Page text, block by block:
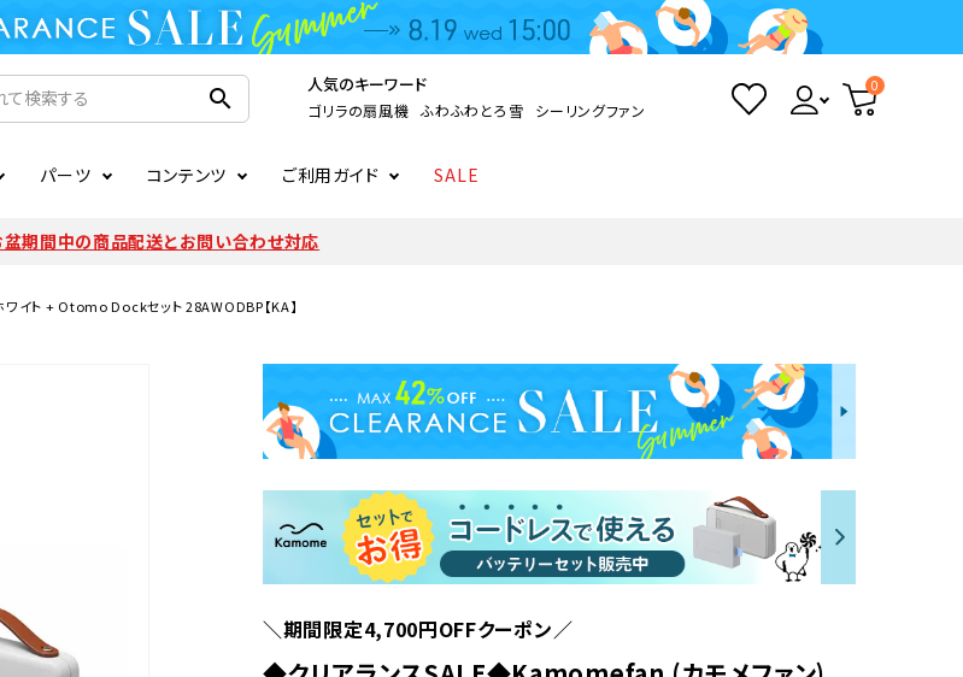
search 人気のキーワード
ゴリラの扇風機 ふわふわとろ雪 シーリングファン
0
掃除機
デスクライト
AV機器
テレビ ディスプレイ
オーディオ その他
CIRCULIGHT
LuminousLED
まるでカメレオンシリーズ sokomo
パーツ
照明関連
コンテンツ ご利用ガイド
注文確認メールの未着について
いて 会員登録について
日本国外への転送サービスについて 商品価格等の表示について
SALE
盆期間中の商品配送とお問い合わせ対応
ト + Otomo Dockセット 28AWODBP【KA】
＼期間限定4,700円OFFクーポン／